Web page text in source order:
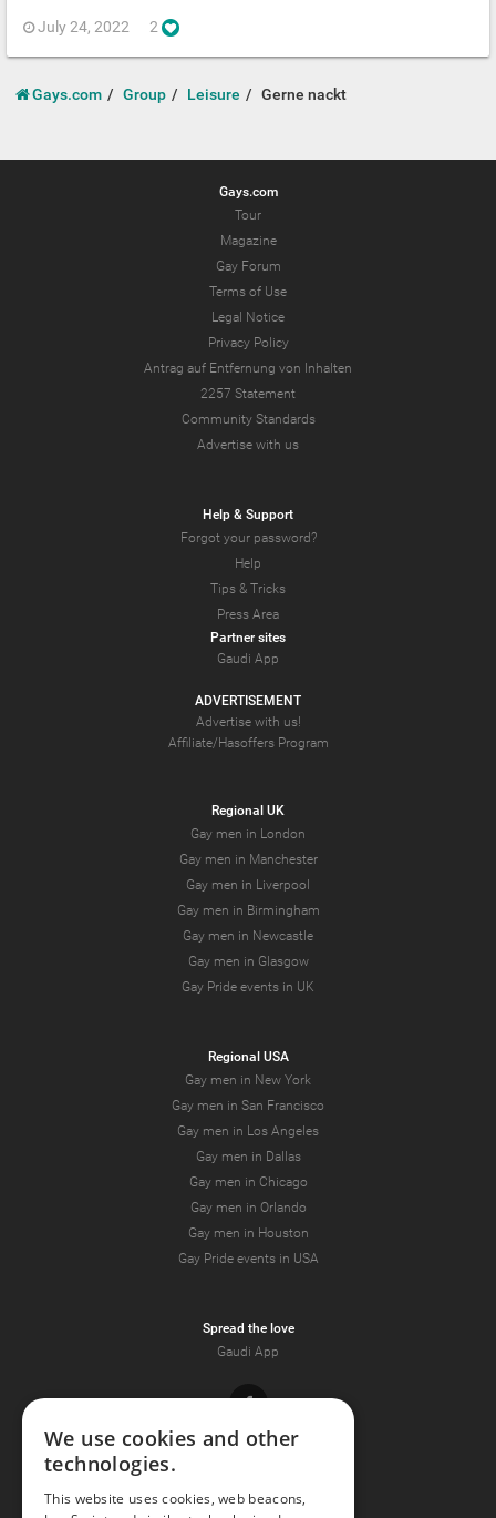
July 24, 2022 2
Gays.com Group Leisure Gerne nackt
Gays.com
Tour
Magazine
Gay Forum
Terms of Use
Legal Notice
Privacy Policy
Antrag auf Entfernung von Inhalten
2257 Statement
Community Standards
Advertise with us
Help & Support
Forgot your password?
Help
Tips & Tricks
Press Area
Partner sites
Gaudi App
ADVERTISEMENT
Advertise with us!
Affiliate/Hasoffers Program
Regional UK
Gay men in London
Gay men in Manchester
Gay men in Liverpool
Gay men in Birmingham
Gay men in Newcastle
Gay men in Glasgow
Gay Pride events in UK
Regional USA
Gay men in New York
Gay men in San Francisco
Gay men in Los Angeles
Gay men in Dallas
Gay men in Chicago
Gay men in Orlando
Gay men in Houston
Gay Pride events in USA
Spread the love
Gaudi App
Facebook
We use cookies and other
technologies.
This website uses cookies, web beacons,